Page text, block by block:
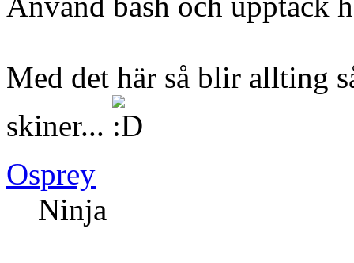
Med det här så blir allting
skiner...
Osprey
Ninja